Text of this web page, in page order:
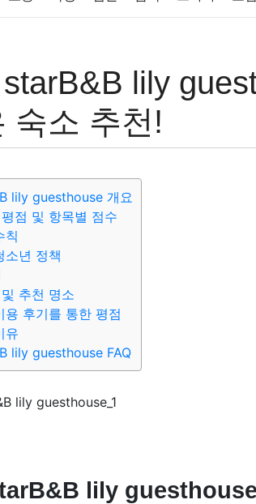
컴퓨터 기술 종교 사회 정치 건강
lily
숙소 추천!
lily guesthouse 개요
점 및 항목별 점수
칙
소년 정책
추천 명소
용 후기를 통한 평점
유
lily guesthouse FAQ
lily